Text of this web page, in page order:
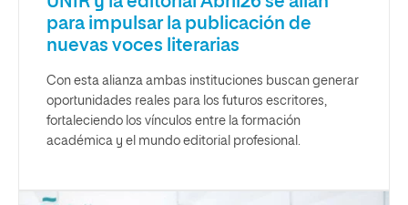
para impulsar la publicación de
nuevas voces literarias
Con esta alianza ambas instituciones buscan generar
oportunidades reales para los futuros escritores,
fortaleciendo los vínculos entre la formación
académica y el mundo editorial profesional.